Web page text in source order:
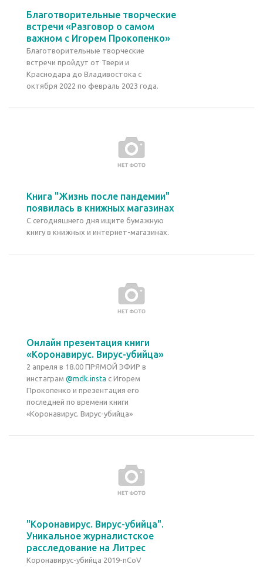
Благотворительные творческие
встречи «Разговор о самом
важном с Игорем Прокопенко»
Благотворительные творческие
встречи пройдут от Твери и
Краснодара до Владивостока с
октября 2022 по февраль 2023 года.
Книга "Жизнь после пандемии"
появилась в книжных магазинах
С сегодняшнего дня ищите бумажную
книгу в книжных и интернет-магазинах.
Онлайн презентация книги
«Коронавирус. Вирус-убийца»
2 апреля в 18.00 ПРЯМОЙ ЭФИР в
инстаграм @mdk.insta с Игорем
Прокопенко и презентация его
последней по времени книги
«Коронавирус. Вирус-убийца»
"Коронавирус. Вирус-убийца".
Уникальное журналистское
расследование на Литрес
Коронавирус-убийца 2019-nCoV